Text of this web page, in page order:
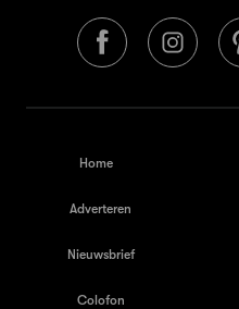
Home
Adverteren
Nieuwsbrief
Colofon